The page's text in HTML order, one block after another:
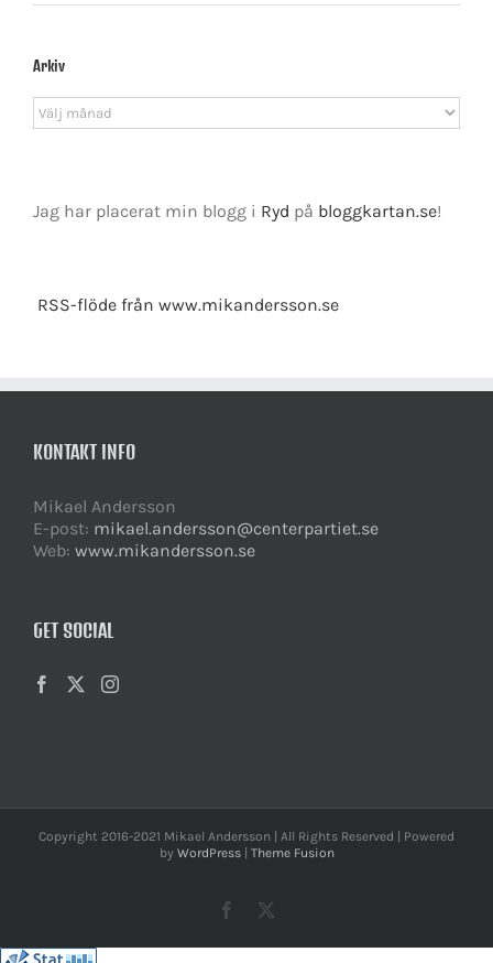
Arkiv
Arkiv
Jag har placerat min blogg i Ryd på bloggkartan.se!
RSS-flöde från www.mikandersson.se
KONTAKT INFO
Mikael Andersson
E-post: mikael.andersson@centerpartiet.se
Web: www.mikandersson.se
GET SOCIAL
Copyright 2016-2021 Mikael Andersson | All Rights Reserved | Powered
by WordPress| Theme Fusion
Facebook